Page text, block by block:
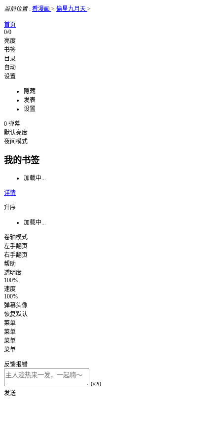
当前位置: 看漫画 > 偷星九月天 >
首页
0/0
亮度
书签
目录
自动
设置
隐藏
发表
设置
0 弹幕
默认亮度
夜间模式
我的书签
加载中...
详情
升序
加载中...
卷轴模式
左手翻页
右手翻页
帮助
透明度
100%
速度
100%
弹幕头像
恢复默认
菜单
菜单
菜单
菜单
反馈报错
0/20
发送